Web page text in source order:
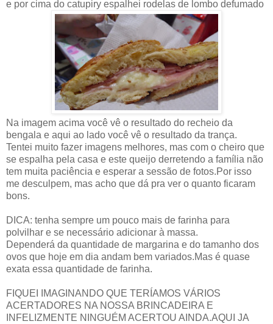
e por cima do catupiry espalhei rodelas de lombo defumado
Na imagem acima você vê o resultado do recheio da
bengala e aqui ao lado você vê o resultado da trança.
Tentei muito fazer imagens melhores, mas com o cheiro que
se espalha pela casa e este queijo derretendo a família não
tem muita paciência e esperar a sessão de fotos.Por isso
me desculpem, mas acho que dá pra ver o quanto ficaram
bons.
DICA: tenha sempre um pouco mais de farinha para
polvilhar e se necessário adicionar à massa.
Dependerá da quantidade de margarina e do tamanho dos
ovos que hoje em dia andam bem variados.Mas é quase
exata essa quantidade de farinha.
FIQUEI IMAGINANDO QUE TERÍAMOS VÁRIOS
ACERTADORES NA NOSSA BRINCADEIRA E
INFELIZMENTE NINGUÉM ACERTOU AINDA.AQUI JA